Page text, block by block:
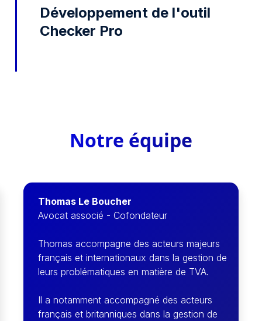
Développement de l'outil
Checker Pro
Notre équipe
Thomas Le Boucher
Avocat associé - Cofondateur
Thomas accompagne des acteurs majeurs
français et internationaux dans la gestion de
leurs problématiques en matière de TVA.
Il a notamment accompagné des acteurs
français et britanniques dans la gestion de